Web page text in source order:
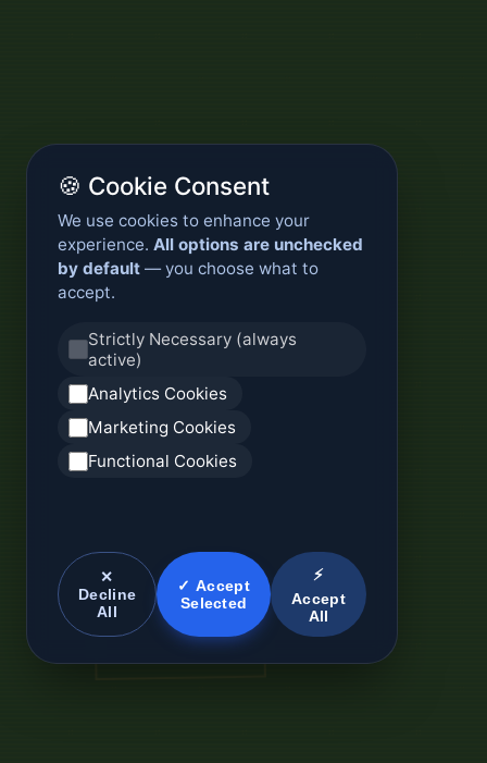
🍪 Cookie Consent
We use cookies to enhance your
experience. All options are unchecked
by default — you choose what to
accept.
Strictly Necessary (always
active)
Analytics Cookies
Marketing Cookies
Functional Cookies
✕
Decline
All
✓ Accept
Selected
⚡
Accept
All